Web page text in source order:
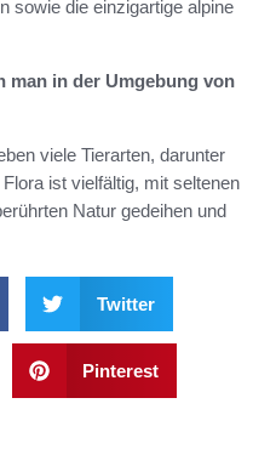
sowie die einzigartige alpine
man in der Umgebung von
viele Tierarten, darunter
ist vielfältig, mit seltenen
Natur gedeihen und
Twitter
Pinterest